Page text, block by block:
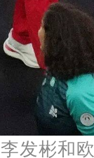
李发彬和